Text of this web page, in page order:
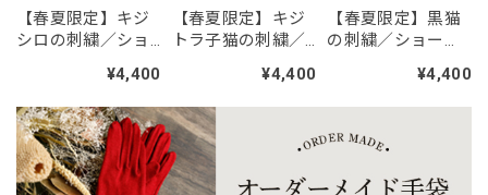
「糸と職人が作った、12匹のどうぶつたち。 人気の刺繍ワッペン ／シール・アイロン2WAY」
No.10 トイプードル白
がスマホケースに貼って喜んでます。 ありがとうございま
す。
【春夏限定】キジ
シロの刺繍／ショ
かがわで一貫製造
／UVケア／コット
ン100％
¥4,400
【春夏限定】キジ
トラ子猫の刺繍／
／東かがわで一貫
製造／UVケア／コ
ットン100％
¥4,400
【春夏限定】黒猫
の刺繍／ショー
がわで一貫製造／
UVケア／コットン
¥4,400